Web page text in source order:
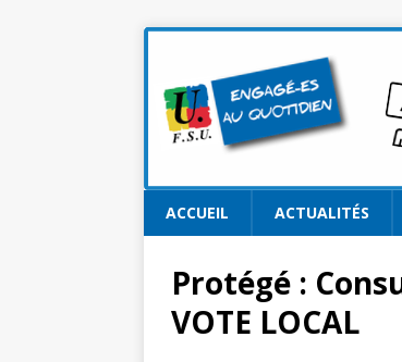
ACCUEIL ACTUALITÉS
Protégé :
VOTE LOCAL